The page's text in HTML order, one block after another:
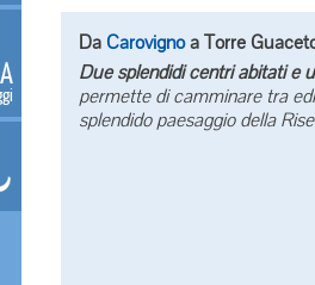
Da Carovignoa Torre
Due splendidi centri abitati e
permette di camminare tra
splendido paesaggio della